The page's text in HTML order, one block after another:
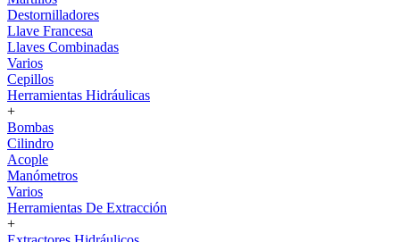
Destornilladores
Llave Francesa
Llaves Combinadas
Varios
Cepillos
Herramientas Hidráulicas
+
Bombas
Cilindro
Acople
Manómetros
Varios
Herramientas De Extracción
+